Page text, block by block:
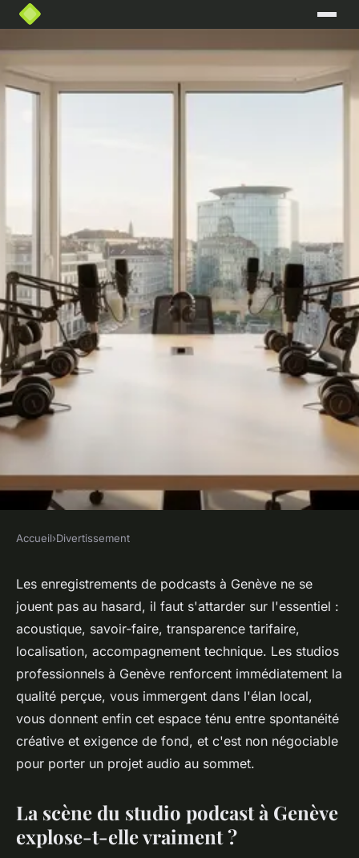
Comment choisir le meilleur
studio podcast à Genève pour
vos enregistrements ?
Lisa•3 février 2026 •9 min de lecture
Accueil›Divertissement
Les enregistrements de podcasts à Genève ne se
jouent pas au hasard, il faut s'attarder sur l'essentiel :
acoustique, savoir-faire, transparence tarifaire,
localisation, accompagnement technique. Les studios
professionnels à Genève renforcent immédiatement la
qualité perçue, vous immergent dans l'élan local,
vous donnent enfin cet espace ténu entre spontanéité
créative et exigence de fond, et c'est non négociable
pour porter un projet audio au sommet.
La scène du studio podcast à Genève
explose-t-elle vraiment ?